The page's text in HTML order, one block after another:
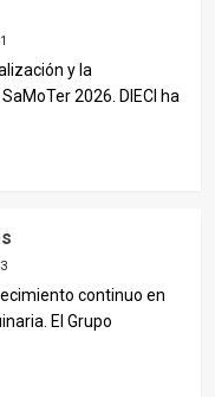
y la
2026. DIECI ha
continuo en
El Grupo